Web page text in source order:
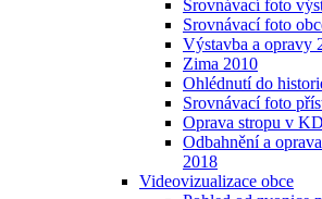
Srovnávací foto
Srovnávací foto
Výstavba a opravy
Zima 2010
Ohlédnutí do
Srovnávací foto
Oprava stropu v
Odbahnění a
2018
Videovizualizace obce